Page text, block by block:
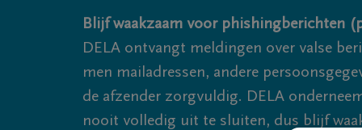
Overslaan en naar inhoud gaan
Blijf waakzaam voor phishingberichten
DELA ontvangt meldingen over valse
men mailadressen, andere
de afzender zorgvuldig. DELA
nooit volledig uit te sluiten, dus blijf